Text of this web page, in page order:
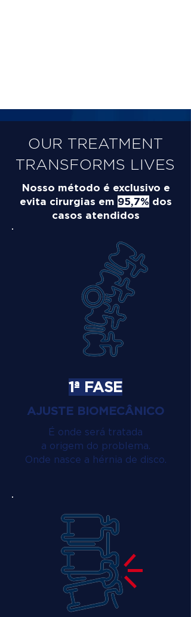
OUR TREATMENT
TRANSFORMS LIVES
Nosso método é exclusivo e
evita cirurgias em 95,7% dos
casos atendidos
1ª FASE
AJUSTE BIOMECÂNICO
É onde será tratada
a origem do problema.
Onde nasce a hérnia de disco.